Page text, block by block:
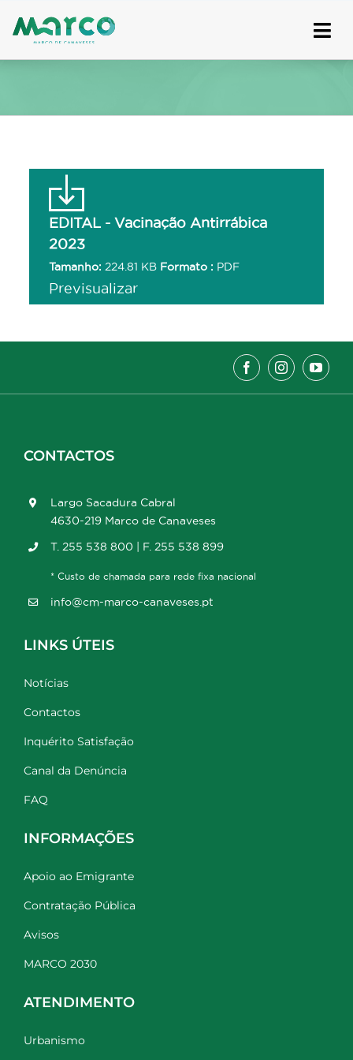
to
EDITAL - Vacinação Antirrábica
2023
Tamanho: 224.81 KB Formato : PDF
Previsualizar
CONTACTOS
Largo Sacadura Cabral
4630-219 Marco de Canaveses
T. 255 538 800 | F. 255 538 899
* Custo de chamada para rede fixa nacional
info@cm-marco-canaveses.pt
LINKS ÚTEIS
Notícias
Contactos
Inquérito Satisfação
Canal da Denúncia
FAQ
INFORMAÇÕES
Apoio ao Emigrante
Contratação Pública
Avisos
MARCO 2030
ATENDIMENTO
Urbanismo